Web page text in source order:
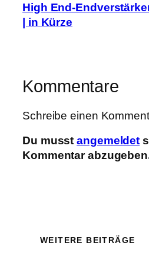
High End-
| in Kürze
Kommentare
Schreibe einen
Du musstangemeldet
Kommentar
WEITERE BEITRÄGE